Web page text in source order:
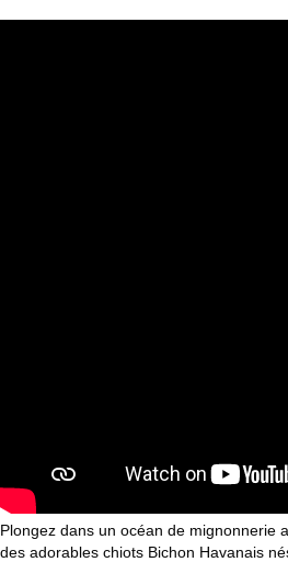
Plongez dans un océan de mignonnerie
des adorables chiots Bichon Havanais